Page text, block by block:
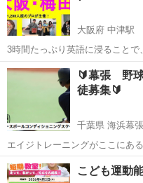
大阪府 中津駅
3時間たっぷり英語に浸ることで
く、共通の趣味を持…
大阪 大阪市 中津駅
🔰幕張 野
徒募集🔰
千葉県 海浜幕
エイジトレーニングがここにあ
覚・自己管理能力全…
千葉 千葉市 海浜幕張駅
こども運動